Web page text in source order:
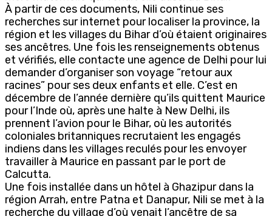
À partir de ces documents, Nili continue ses
recherches sur internet pour localiser la province, la
région et les villages du Bihar d’où étaient originaires
ses ancêtres. Une fois les renseignements obtenus
et vérifiés, elle contacte une agence de Delhi pour lui
demander d’organiser son voyage “retour aux
racines” pour ses deux enfants et elle. C’est en
décembre de l’année dernière qu’ils quittent Maurice
pour l’Inde où, après une halte à New Delhi, ils
prennent l’avion pour le Bihar, où les autorités
coloniales britanniques recrutaient les engagés
indiens dans les villages reculés pour les envoyer
travailler à Maurice en passant par le port de
Calcutta.
Une fois installée dans un hôtel à Ghazipur dans la
région Arrah, entre Patna et Danapur, Nili se met à la
recherche du village d’où venait l’ancêtre de sa